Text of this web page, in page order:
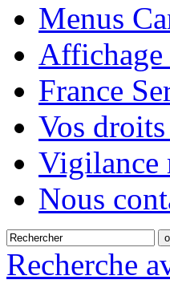
Menus
Affichage
France
Vos
Vigilance
Nous
Recherche